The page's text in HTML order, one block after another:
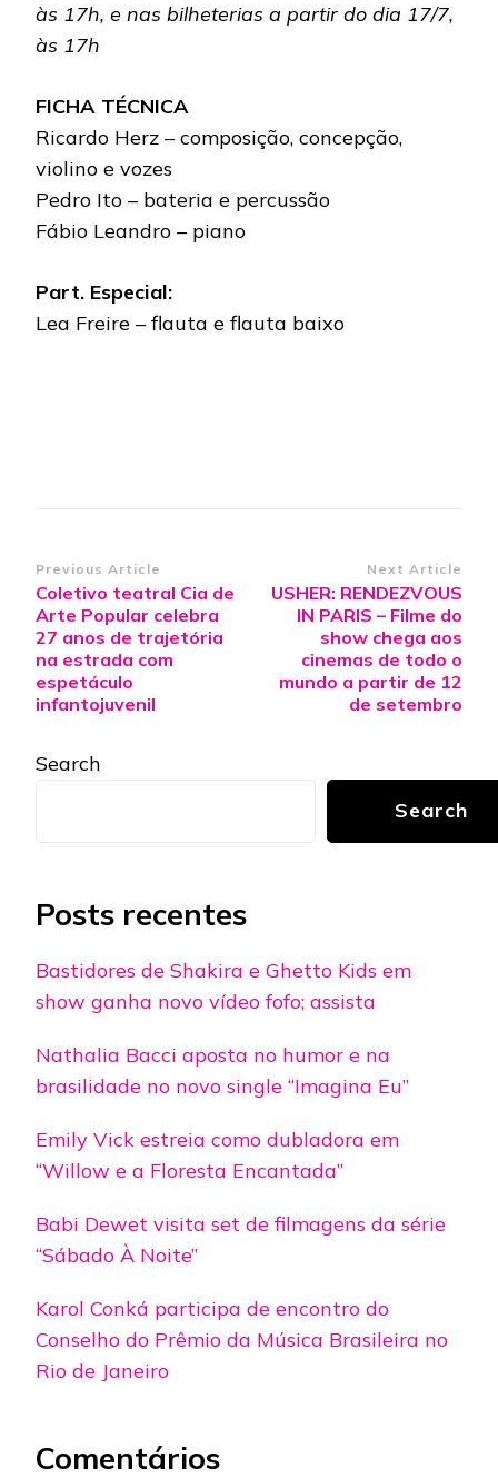
às 17h, e nas bilheterias a partir do dia 17/7,
às 17h
FICHA TÉCNICA
Ricardo Herz – composição, concepção,
violino e vozes
Pedro Ito – bateria e percussão
Fábio Leandro – piano
Part. Especial:
Lea Freire – flauta e flauta baixo
Post
Navigation
Previous Article
Coletivo teatral Cia de
Arte Popular celebra
27 anos de trajetória
na estrada com
espetáculo
infantojuvenil
Next Article
USHER: RENDEZVOUS
IN PARIS – Filme do
show chega aos
cinemas de todo o
mundo a partir de 12
de setembro
Search
Search
Posts recentes
Bastidores de Shakira e Ghetto Kids em
show ganha novo vídeo fofo; assista
Nathalia Bacci aposta no humor e na
brasilidade no novo single “Imagina Eu”
Emily Vick estreia como dubladora em
“Willow e a Floresta Encantada”
Babi Dewet visita set de filmagens da série
“Sábado À Noite”
Karol Conká participa de encontro do
Conselho do Prêmio da Música Brasileira no
Rio de Janeiro
Comentários